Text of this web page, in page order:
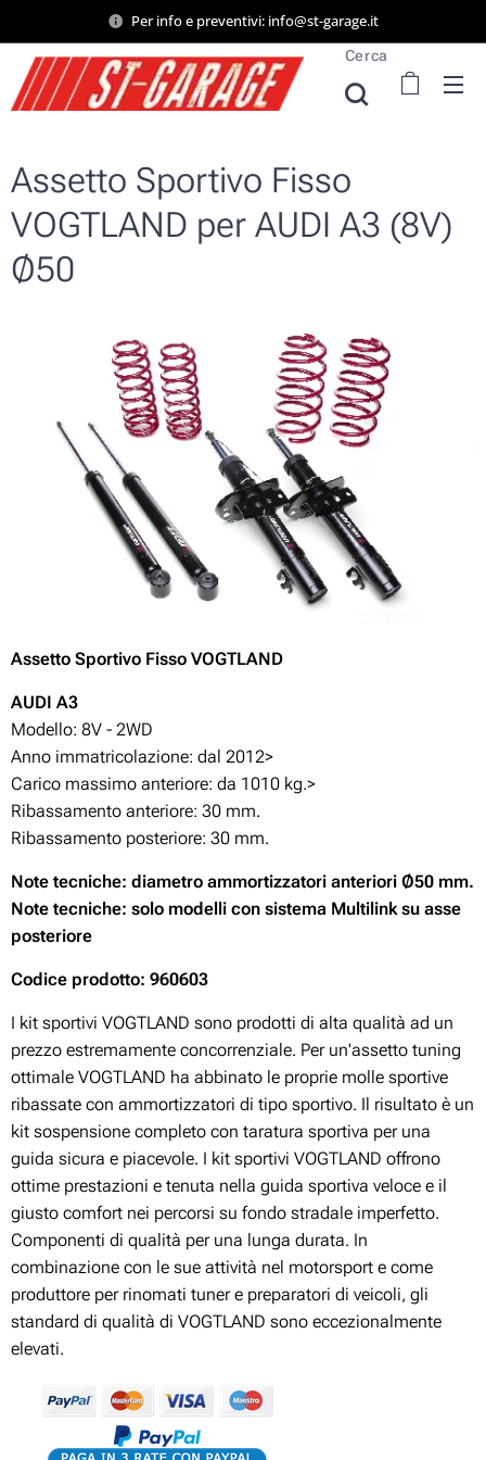
Per info e preventivi: info@st-garage.it
Cerca
Assetto Sportivo Fisso
VOGTLAND per AUDI A3 (8V)
Ø50
Assetto Sportivo Fisso VOGTLAND
AUDI A3
Modello: 8V - 2WD
Anno immatricolazione: dal 2012>
Carico massimo anteriore: da 1010 kg.>
Ribassamento anteriore: 30 mm.
Ribassamento posteriore: 30 mm.
Note tecniche: diametro ammortizzatori anteriori Ø50 mm.
Note tecniche: solo modelli con sistema Multilink su asse
posteriore
Codice prodotto: 960603
I kit sportivi VOGTLAND sono prodotti di alta qualità ad un
prezzo estremamente concorrenziale. Per un'assetto tuning
ottimale VOGTLAND ha abbinato le proprie molle sportive
ribassate con ammortizzatori di tipo sportivo. Il risultato è un
kit sospensione completo con taratura sportiva per una
guida sicura e piacevole. I kit sportivi VOGTLAND offrono
ottime prestazioni e tenuta nella guida sportiva veloce e il
giusto comfort nei percorsi su fondo stradale imperfetto.
Componenti di qualità per una lunga durata. In
combinazione con le sue attività nel motorsport e come
produttore per rinomati tuner e preparatori di veicoli, gli
standard di qualità di VOGTLAND sono eccezionalmente
elevati.